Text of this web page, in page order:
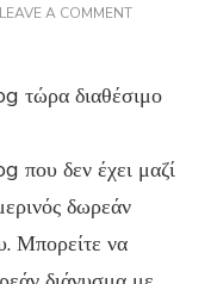
LEAVE A COMMENTON
PET
DOG
T-
τώρα διαθέσιμο
που δεν έχει μαζί
δωρεάν
Μπορείτε να